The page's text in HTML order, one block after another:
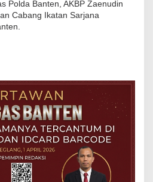
Polda Banten, AKBP Zaenudin
Cabang Ikatan Sarjana